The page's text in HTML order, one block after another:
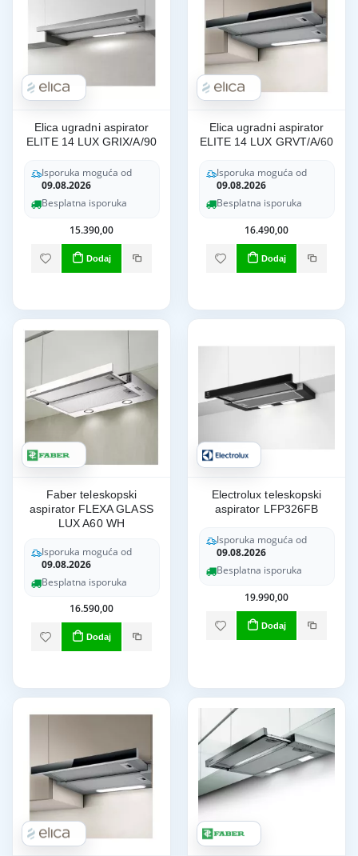
Elica ugradni aspirator
ELITE 14 LUX GRIX/A/90
Isporuka moguća od
09.08.2026
Besplatna isporuka
15.390,00
Dodaj
Elica ugradni aspirator
ELITE 14 LUX GRVT/A/60
Isporuka moguća od
09.08.2026
Besplatna isporuka
16.490,00
Dodaj
Faber teleskopski
aspirator FLEXA GLASS
LUX A60 WH
Isporuka moguća od
09.08.2026
Besplatna isporuka
16.590,00
Dodaj
Electrolux teleskopski
aspirator LFP326FB
Isporuka moguća od
09.08.2026
Besplatna isporuka
19.990,00
Dodaj